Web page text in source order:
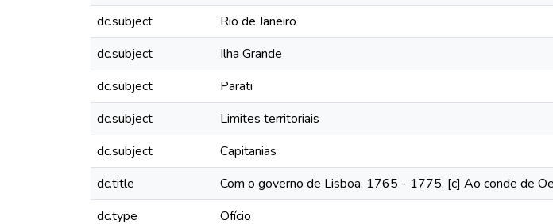
dc.subject
Rio de Janeiro
dc.subject
Ilha Grande
dc.subject
Parati
dc.subject
Limites territoriais
dc.subject
Capitanias
dc.title
Com o governo de Lisboa, 1765 - 1775. [c] Ao conde de
dc.type
Ofício